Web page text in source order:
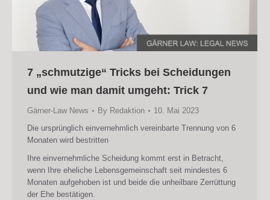
7 „schmutzige“ Tricks bei Scheidungen
und wie man damit umgeht: Trick 7
Gärner-Law News By Redaktion
10. Mai 2023
Die ursprünglich einvernehmlich vereinbarte Trennung von 6
Monaten wird bestritten
Ihre einvernehmliche Scheidung kommt erst in Betracht,
wenn Ihre eheliche Lebensgemeinschaft seit mindestes 6
Monaten aufgehoben ist und beide die unheilbare Zerrüttung
der Ehe bestätigen.